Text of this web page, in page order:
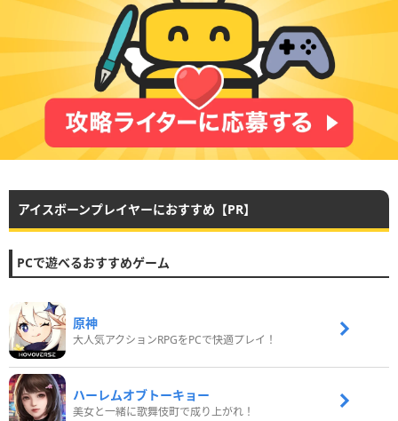
アイスボーンプレイヤーにおすすめ【PR】
PCで遊べるおすすめゲーム
原神
大人気アクションRPGをPCで快適プレイ！
ハーレムオブトーキョー
美女と一緒に歌舞伎町で成り上がれ！